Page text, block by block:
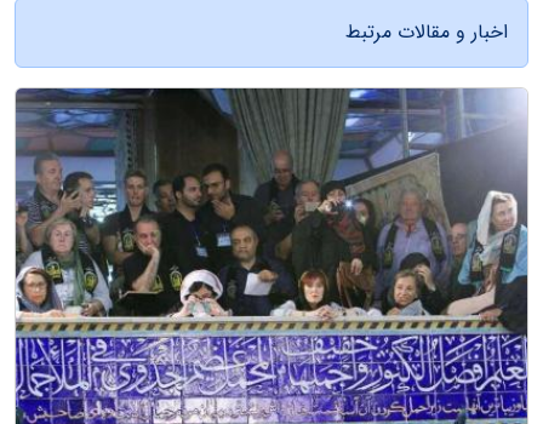
اخبار و مقالات مرتبط